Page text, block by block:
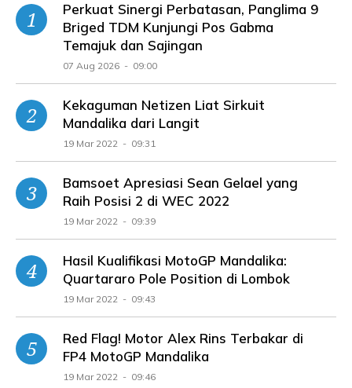
Perkuat Sinergi Perbatasan, Panglima 9
Briged TDM Kunjungi Pos Gabma
Temajuk dan Sajingan
07 Aug 2026 - 09:00
Kekaguman Netizen Liat Sirkuit
Mandalika dari Langit
19 Mar 2022 - 09:31
Bamsoet Apresiasi Sean Gelael yang
Raih Posisi 2 di WEC 2022
19 Mar 2022 - 09:39
Hasil Kualifikasi MotoGP Mandalika:
Quartararo Pole Position di Lombok
19 Mar 2022 - 09:43
Red Flag! Motor Alex Rins Terbakar di
FP4 MotoGP Mandalika
19 Mar 2022 - 09:46